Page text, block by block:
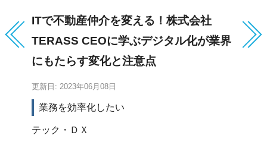
ITで不動産仲介を変える！株式会社
TERASS CEOに学ぶデジタル化が業界
にもたらす変化と注意点
更新日: 2023年06月08日
業務を効率化したい
テック・ＤＸ
試